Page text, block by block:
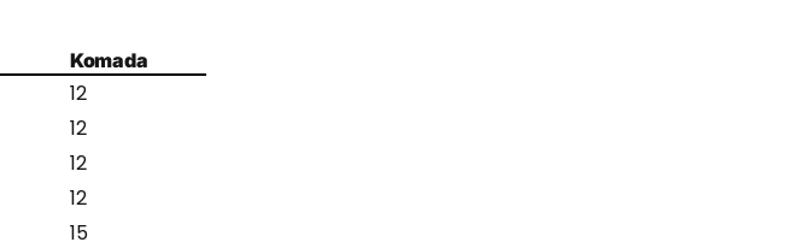
Komada
12
12
12
12
15